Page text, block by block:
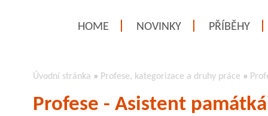
HOME NOVINKY PŘÍBĚHY
Úvodní stránka » Profese, kategorizace a druhy práce »
Profese - Asistent